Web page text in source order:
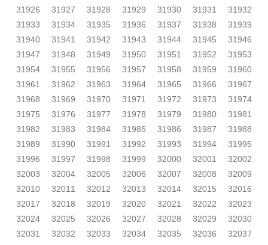
31926
31927 31928 31929 31930 31931
31932
31933
31934 31935 31936 31937 31938
31939
31940
31941 31942 31943 31944 31945
31946
31947
31948 31949 31950 31951 31952
31953
31954
31955 31956 31957 31958 31959
31960
31961
31962 31963 31964 31965 31966
31967
31968
31969 31970 31971 31972 31973
31974
31975
31976 31977 31978 31979 31980
31981
31982
31983 31984 31985 31986 31987
31988
31989
31990 31991 31992 31993 31994
31995
31996
31997 31998 31999 32000 32001
32002
32003
32004 32005 32006 32007 32008
32009
32010
32011 32012 32013 32014 32015
32016
32017
32018 32019 32020 32021 32022
32023
32024
32025 32026 32027 32028 32029
32030
32031
32032 32033 32034 32035 32036
32037